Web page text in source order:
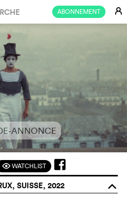
ABONNEMENT E
ANNONCE
FWATCHLIST
SUISSE, 2022 o